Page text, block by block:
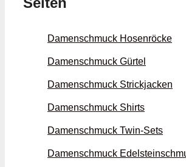
Damenschmuck Hosen­röcke
Damenschmuck Gürtel
Damenschmuck Strick­jacken
Damenschmuck Shirts
Damenschmuck Twin-Sets
Damenschmuck